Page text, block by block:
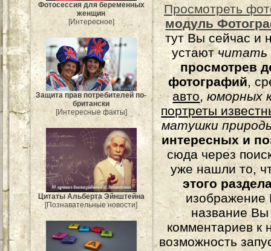
Фотосессия для беременных
женщин
[Интересное]
Защита прав потребителей по-
британски
[Интересные факты]
Цитаты Альберта Эйнштейна
[Познавательные новости]
Просмотреть
модуль
тут Вы сейчас и
устаютчитать
просмотрев
фотографий,
авто,юморных
портреты
матушки
интересных и
сюда через
уже нашли то,
этого
изображение
название
комментариев к
возможность